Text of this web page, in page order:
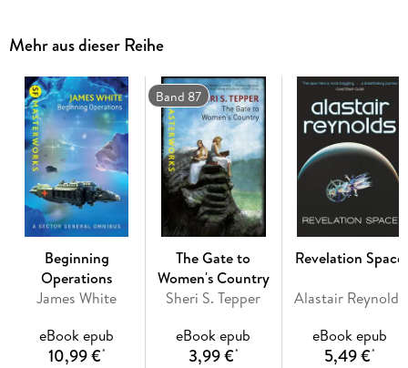
The three novels contained in this volume are the books that
launched Ursula K. Le Guin's glittering career, and are set in
the same universe as her Hugo and Nebula Award-winning
classicsThe Left Hand of DarknessandThe Dispossessed.
Mehr aus dieser Reihe
Beginning
Operations
James White
eBook epub
10,99 €*
Band 87
The Gate to
Women's Country
Sheri S. Tepper
eBook epub
3,99 €*
Revelation Space
Alastair Reynolds
eBook epub
5,49 €*